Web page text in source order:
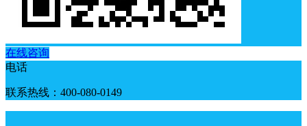
在线咨询
电话
联系热线：400-080-0149